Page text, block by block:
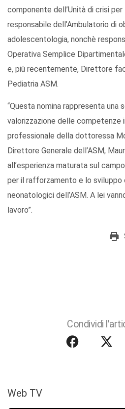
componente dell’Unità di crisi per
responsabile dell’Ambulatorio di
adolescentologia, nonchè
Operativa Semplice
e, più recentemente, Direttore
Pediatria ASM.
“Questa nomina rappresenta una
valorizzazione delle competenze
professionale della dottoressa
Direttore Generale dell’ASM,
all’esperienza maturata sul
per il rafforzamento e lo sviluppo
neonatologici dell’ASM. A lei
lavoro”.
Condividi
Web TV